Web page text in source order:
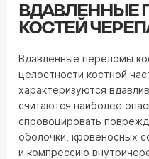
ВДАВЛЕННЫЕ
КОСТЕЙ
Вдавленные переломы
целостности костной
характеризуются
считаются наиболее
спровоцировать
оболочки, кровеносных
и компрессию